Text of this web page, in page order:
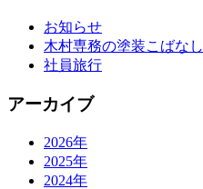
お知らせ
木村専務の塗装こばなし
社員旅行
アーカイブ
2026年
2025年
2024年